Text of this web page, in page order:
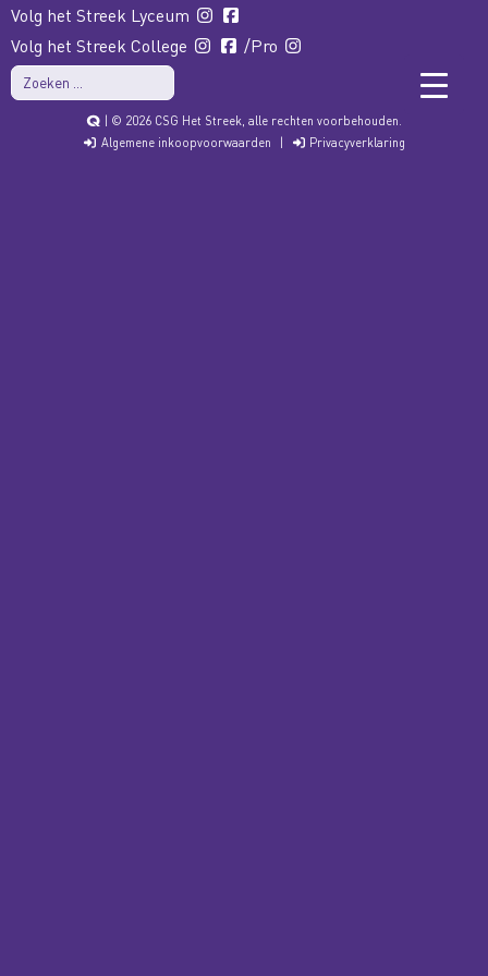
Volg het Streek College /Pro
Volg het Streek Lyceum
| © 2026 CSG Het Streek, alle rechten voorbehouden.
Algemene inkoopvoorwaarden
Privacyverklaring